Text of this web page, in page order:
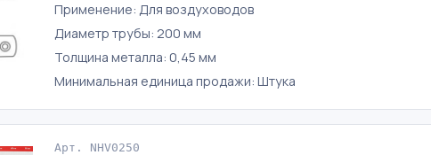
Применение: Для воздуховодов
Диаметр трубы: 200 мм
Толщина металла: 0,45 мм
Минимальная единица продажи: Штука
Арт. NHV0250